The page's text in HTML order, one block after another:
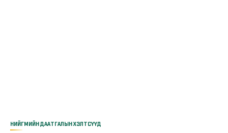
НИЙГМИЙН ДААТГАЛЫН ХЭЛТСҮҮД